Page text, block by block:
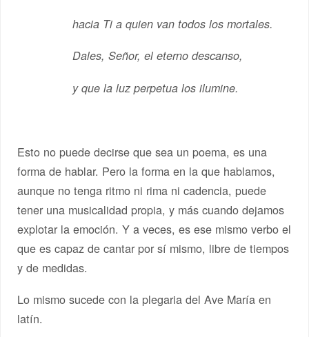
hacia Ti a quien van todos los mortales.
Dales, Señor, el eterno descanso,
y que la luz perpetua los ilumine.
Esto no puede decirse que sea un poema, es una
forma de hablar. Pero la forma en la que hablamos,
aunque no tenga ritmo ni rima ni cadencia, puede
tener una musicalidad propia, y más cuando dejamos
explotar la emoción. Y a veces, es ese mismo verbo el
que es capaz de cantar por sí mismo, libre de tiempos
y de medidas.
Lo mismo sucede con la plegaria del Ave María en
latín.